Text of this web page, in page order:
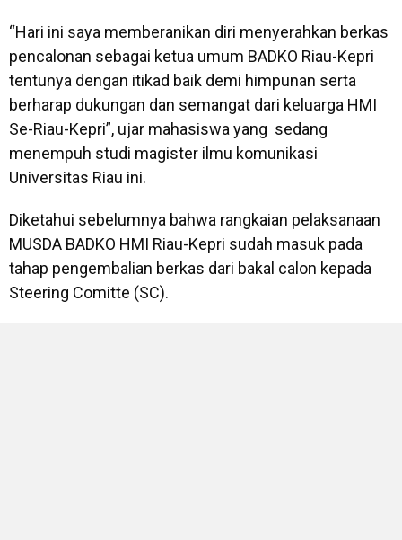
“Hari ini saya memberanikan diri menyerahkan berkas
pencalonan sebagai ketua umum BADKO Riau-Kepri
tentunya dengan itikad baik demi himpunan serta
berharap dukungan dan semangat dari keluarga HMI
Se-Riau-Kepri”, ujar mahasiswa yang sedang
menempuh studi magister ilmu komunikasi
Universitas Riau ini.
Diketahui sebelumnya bahwa rangkaian pelaksanaan
MUSDA BADKO HMI Riau-Kepri sudah masuk pada
tahap pengembalian berkas dari bakal calon kepada
Steering Comitte (SC).